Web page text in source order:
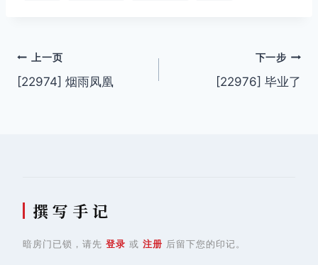
文
章
上一页
[22974] 烟雨凤凰
下一步
[22976] 毕业了
撰 写 手 记
暗房门已锁，请先 登录 或 注册 后留下您的印记。